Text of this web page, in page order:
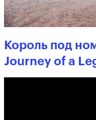
Король под
Journey of a